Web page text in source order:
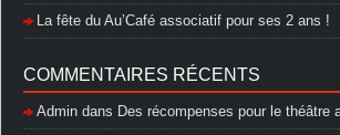
La fête du Au’Café associatif pour ses 2 ans !
COMMENTAIRES RÉCENTS
Admin dans Des récompenses pour le théâtre